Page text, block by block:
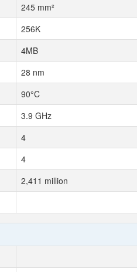
245 mm²
256K
4MB
28 nm
90°C
3.9 GHz
4
4
2,411 million